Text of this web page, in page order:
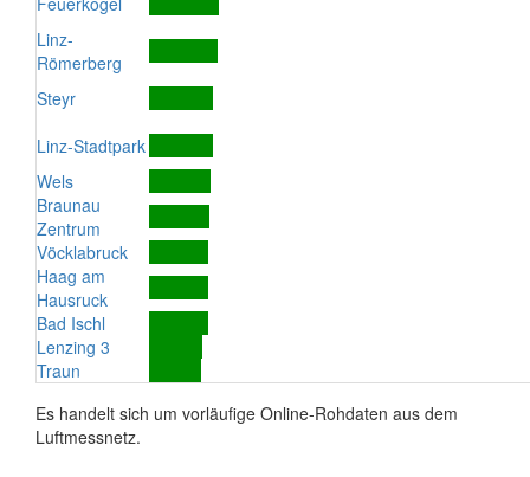
Linz-
Römerberg
Steyr
Linz-Stadtpark
Wels
Braunau
Zentrum
Vöcklabruck
Haag am
Hausruck
Bad Ischl
Lenzing 3
Traun
Es handelt sich um vorläufige Online-Rohdaten aus dem
Luftmessnetz.